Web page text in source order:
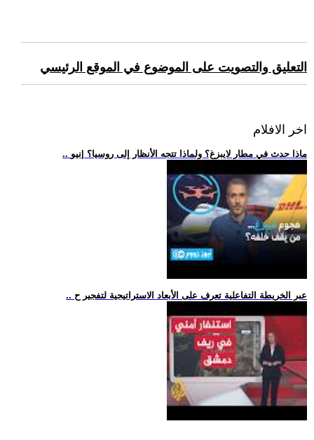
التعليق والتصويت على الموضوع في الموقع الرئيسي
اخر الافلام
.. ماذا حدث في مطار لايبزغ؟ ولماذا تتجه الأنظار إلى روسيا؟ |نيو
.. عبر الخريطة التفاعلية تعرف على الأبعاد الاستراتيجية لتفجير ح